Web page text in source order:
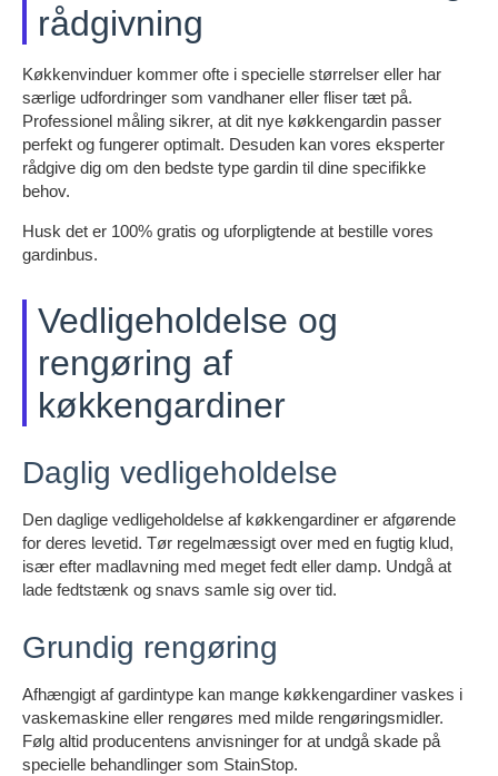
rådgivning
Køkkenvinduer kommer ofte i specielle størrelser eller har
særlige udfordringer som vandhaner eller fliser tæt på.
Professionel måling sikrer, at dit nye køkkengardin passer
perfekt og fungerer optimalt. Desuden kan vores eksperter
rådgive dig om den bedste type gardin til dine specifikke
behov.
Husk det er 100% gratis og uforpligtende at bestille vores
gardinbus.
Vedligeholdelse og
rengøring af
køkkengardiner
Daglig vedligeholdelse
Den daglige vedligeholdelse af køkkengardiner er afgørende
for deres levetid. Tør regelmæssigt over med en fugtig klud,
især efter madlavning med meget fedt eller damp. Undgå at
lade fedtstænk og snavs samle sig over tid.
Grundig rengøring
Afhængigt af gardintype kan mange køkkengardiner vaskes i
vaskemaskine eller rengøres med milde rengøringsmidler.
Følg altid producentens anvisninger for at undgå skade på
specielle behandlinger som StainStop.